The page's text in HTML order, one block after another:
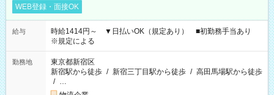
WEB登録・面接OK
給与
時給1414円～ ▼日払いOK（規定あり） ■初勤務手当あり
※規定による
勤務地
東京都新宿区
新宿駅から徒歩 / 新宿三丁目駅から徒歩 / 高田馬場駅から徒歩
/ …